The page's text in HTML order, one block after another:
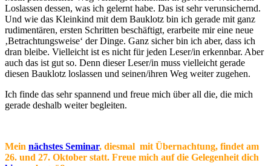
Loslassen dessen, was ich gelernt habe. Das ist sehr verunsichernd.
Und wie das Kleinkind mit dem Bauklotz bin ich gerade mit ganz
rudimentären, ersten Schritten beschäftigt, erarbeite mir eine neue
‚Betrachtungsweise‘ der Dinge. Ganz sicher bin ich aber, dass ich
dran bleibe. Vielleicht ist es nicht für jeden Leser/in erkennbar. Aber
auch das ist gut so. Denn dieser Leser/in muss vielleicht gerade
diesen Bauklotz loslassen und seinen/ihren Weg weiter zugehen.
Ich finde das sehr spannend und freue mich über all die, die mich
gerade deshalb weiter begleiten.
Mein nächstes Seminar, diesmal mit Übernachtung, findet am
26. und 27. Oktober statt. Freue mich auf die Gelegenheit dich